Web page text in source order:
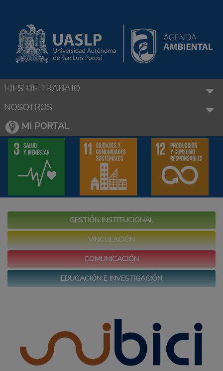
EJES DE TRABAJO
NOSOTROS
MI PORTAL
GESTIÓN INSTITUCIONAL
VINCULACIÓN
COMUNICACIÓN
EDUCACIÓN E INVESTIGACIÓN